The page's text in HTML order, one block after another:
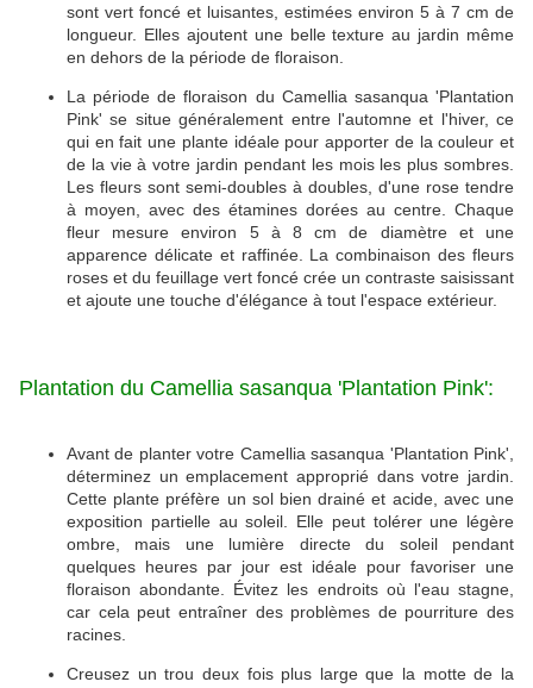
sont vert foncé et luisantes, estimées environ 5 à 7 cm de
longueur. Elles ajoutent une belle texture au jardin même
en dehors de la période de floraison.
La période de floraison du Camellia sasanqua 'Plantation
Pink' se situe généralement entre l'automne et l'hiver, ce
qui en fait une plante idéale pour apporter de la couleur et
de la vie à votre jardin pendant les mois les plus sombres.
Les fleurs sont semi-doubles à doubles, d'une rose tendre
à moyen, avec des étamines dorées au centre. Chaque
fleur mesure environ 5 à 8 cm de diamètre et une
apparence délicate et raffinée. La combinaison des fleurs
roses et du feuillage vert foncé crée un contraste saisissant
et ajoute une touche d'élégance à tout l'espace extérieur.
Plantation du Camellia sasanqua 'Plantation Pink':
Avant de planter votre Camellia sasanqua 'Plantation Pink',
déterminez un emplacement approprié dans votre jardin.
Cette plante préfère un sol bien drainé et acide, avec une
exposition partielle au soleil. Elle peut tolérer une légère
ombre, mais une lumière directe du soleil pendant
quelques heures par jour est idéale pour favoriser une
floraison abondante. Évitez les endroits où l'eau stagne,
car cela peut entraîner des problèmes de pourriture des
racines.
Creusez un trou deux fois plus large que la motte de la